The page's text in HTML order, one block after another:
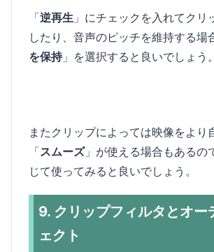
「逆再生 」にチェックを入れてクリ
したり、音声のピッチを維持する場
を保持」を選択すると良いでしょう。
またクリップによっては映像をより
「スムーズ」が使える場合もあるの
じて使ってみると良いでしょう。
9. クリップフィルタとオー
ェクト